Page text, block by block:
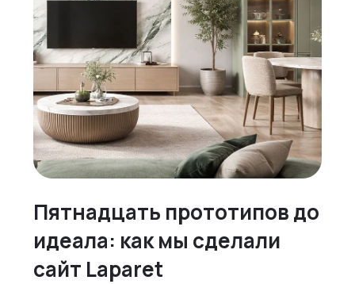
Пятнадцать прототипов до
идеала: как мы сделали
сайт Laparet